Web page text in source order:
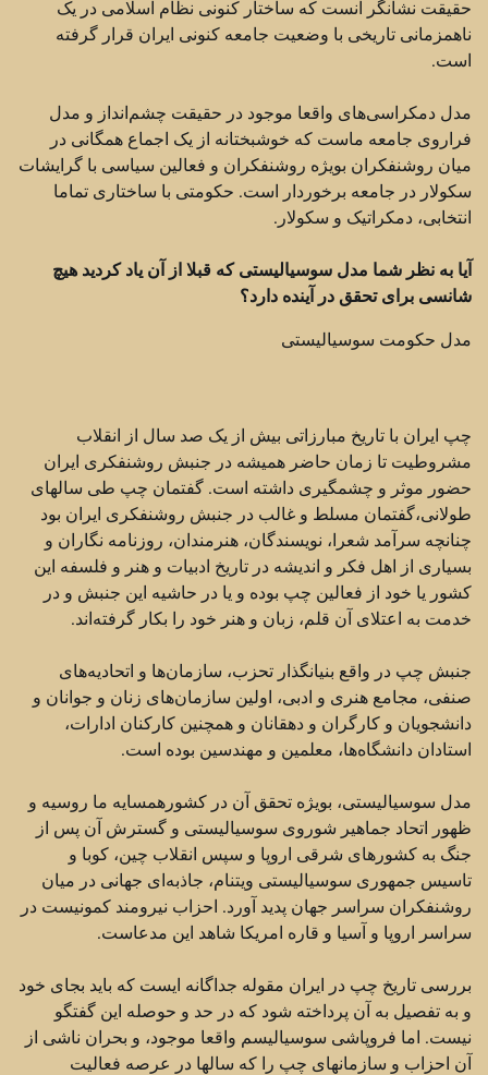
حقیقت نشانگر آنست که ساختار کنونی نظام اسلامی در یک
ناهمزمانی تاریخی با وضعیت جامعه کنونی ایران قرار گرفته
است.
مدل دمکراسی‌های واقعا موجود در حقیقت چشم‌انداز و مدل
فراروی جامعه ماست که خوشبختانه از یک اجماع همگانی در
میان روشنفکران بویژه روشنفکران و فعالین سیاسی با گرایشات
سکولار در جامعه برخوردار است. حکومتی با ساختاری تماما
انتخابی،‌ دمکراتیک و سکولار.
آیا به نظر شما مدل سوسیالیستی که قبلا از آن یاد کردید هیچ
شانسی برای تحقق در آینده دارد؟
مدل حکومت سوسیالیستی
چپ ایران با تاریخ مبارزاتی بیش از یک صد سال از انقلاب
مشروطیت تا زمان حاضر همیشه در جنبش روشنفکری ایران
حضور موثر و چشمگیری داشته است. گفتمان چپ طی سالهای
طولانی،‌گفتمان مسلط و غالب در جنبش روشنفکری ایران بود
چنانچه سرآمد شعرا، نویسندگان، هنرمندان، روزنامه نگاران و
بسیاری از اهل فکر و اندیشه در تاریخ ادبیات و هنر و فلسفه این
کشور یا خود از فعالین چپ بوده و یا در حاشیه این جنبش و در
خدمت به اعتلای آن قلم، زبان و هنر خود را بکار گرفته‌اند.
جنبش چپ در واقع بنیانگذار تحزب، ‌سازمان‌ها و اتحادیه‌های
صنفی،‌ مجامع هنری و ادبی،‌ اولین سازمان‌های زنان و جوانان و
دانشجویان و کارگران و دهقانان و همچنین کارکنان ادارات،‌
استادان دانشگاه‌ها،‌ معلمین و مهندسین بوده است.
مدل سوسیالیستی، بویژه تحقق آن در کشورهمسایه ما روسیه و
ظهور اتحاد جماهیر شوروی سوسیالیستی و گسترش آن پس از
جنگ به کشورهای شرقی اروپا و سپس انقلاب چین،‌ کوبا و
تاسیس جمهوری سوسیالیستی ویتنام،‌ جاذبه‌ای جهانی در میان
روشنفکران سراسر جهان پدید آورد. احزاب نیرومند کمونیست در
سراسر اروپا و آسیا و قاره امریکا شاهد این مدعاست.
بررسی تاریخ چپ در ایران مقوله جداگانه ایست که باید بجای خود
و به تفصیل به آن پرداخته شود که در حد و حوصله این گفتگو
نیست. اما فروپاشی سوسیالیسم واقعا موجود، و بحران ناشی از
آن احزاب و سازمانهای چپ را که سالها در عرصه فعالیت